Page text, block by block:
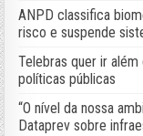
ANPD classifica
risco e suspende
Telebras quer ir
políticas públicas
“O nível da nossa
Dataprev sobre